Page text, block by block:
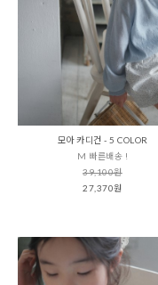
모아 카디건 - 5 COLOR
M 빠른배송 !
39,100원
27,370원